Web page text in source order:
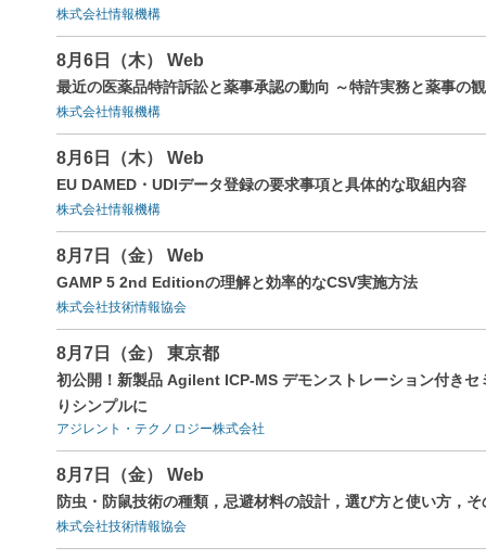
株式会社情報機構
8月6日（木） Web
最近の医薬品特許訴訟と薬事承認の動向 ～特許実務と薬事の
株式会社情報機構
8月6日（木） Web
EU DAMED・UDIデータ登録の要求事項と具体的な取組内容
株式会社情報機構
8月7日（金） Web
GAMP 5 2nd Editionの理解と効率的なCSV実施方法
株式会社技術情報協会
8月7日（金） 東京都
初公開！新製品 Agilent ICP-MS デモンストレーション付き
りシンプルに
アジレント・テクノロジー株式会社
8月7日（金） Web
防虫・防鼠技術の種類，忌避材料の設計，選び方と使い方，そ
株式会社技術情報協会